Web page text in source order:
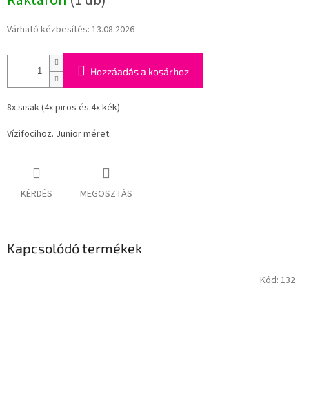
Várható kézbesítés: 13.08.2026
Hozzáadás a kosárhoz
8x sisak (4x piros és 4x kék)
Vízifocihoz. Junior méret.
KÉRDÉS MEGOSZTÁS
Kapcsolódó termékek
Kód: 132